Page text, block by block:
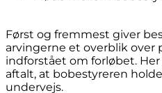
Først og fremmest giver
arvingerne et overblik over
indforstået om forløbet.
aftalt, at bobestyreren
undervejs.